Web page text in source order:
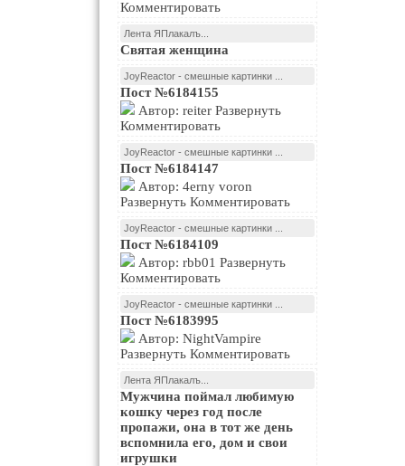
Комментировать
Лента ЯПлакалъ...
Святая женщина
JoyReactor - смешные картинки ...
Пост №6184155
Комментировать
JoyReactor - смешные картинки ...
Пост №6184147
Развернуть Комментировать
JoyReactor - смешные картинки ...
Пост №6184109
Комментировать
JoyReactor - смешные картинки ...
Пост №6183995
Развернуть Комментировать
Лента ЯПлакалъ...
Мужчина поймал любимую
кошку через год после
пропажи, она в тот же день
вспомнила его, дом и свои
игрушки